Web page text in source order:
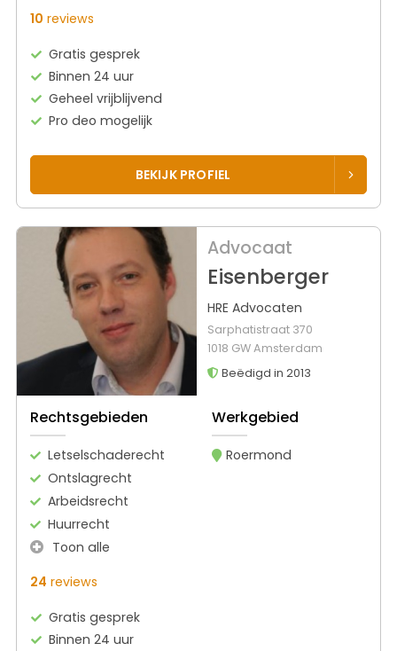
10 reviews
Gratis gesprek
Binnen 24 uur
Geheel vrijblijvend
Pro deo mogelijk
BEKIJK PROFIEL
Advocaat
Eisenberger
HRE Advocaten
Sarphatistraat 370
1018 GW Amsterdam
Beëdigd in 2013
Rechtsgebieden
Letselschaderecht
Ontslagrecht
Arbeidsrecht
Huurrecht
Toon alle
Werkgebied
Roermond
24 reviews
Gratis gesprek
Binnen 24 uur